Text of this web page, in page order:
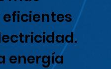
energía